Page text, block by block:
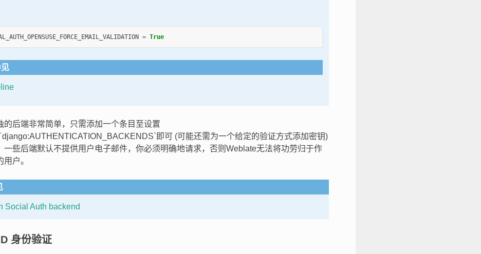
= True
的后端非常简单，只需添加一个条目至设置
`django:AUTHENTICATION_BACKENDS`即可 (可能还需为一个给定的验证方式添加密钥)
一些后端默认不提供用户电子邮件，你必须明确地请求，否则Weblate无法将功劳归于作
户。
Social Auth backend
身份验证